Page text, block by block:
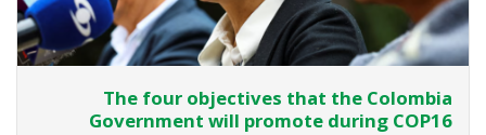
The four objectives that the Colombia
Government will promote during COP16